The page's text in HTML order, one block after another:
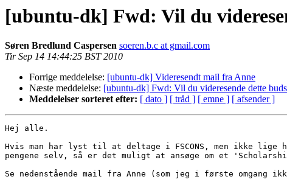
[ubuntu-dk] Fwd: Vil du
Søren Bredlund Caspersen soeren.b.c at gmail.com
Tir Sep 14 14:44:25 BST 2010
Forrige meddelelse: [ubuntu-dk] Videresendt mail fra Anne
Næste meddelelse: [ubuntu-dk] Fwd: Vil du videresende dette
Meddelelser sorteret efter: [ dato ] [ tråd ] [ emne ] [ afsender ]
Hej alle.
Hvis man har lyst til at deltage i FSCONS, men ikke lige
pengene selv, så er det muligt at ansøge om et
Se nedenstående mail fra Anne (som jeg i første omgang